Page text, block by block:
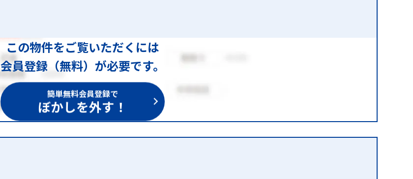
この物件をご覧いただくには
会員登録（無料）が必要です。
簡単無料会員登録で
ぼかしを外す！